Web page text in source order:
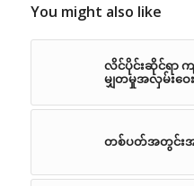
You might also like
လိင်ပိုင်းဆိုင်ရာ
မျှတမှုအလှမ်းဝေ
တစ်ပတ်အတွင်းအမ